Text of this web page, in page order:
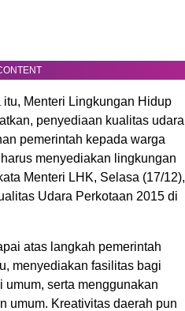
Menteri Lingkungan Hidup
penyediaan kualitas udara
pemerintah kepada warga
menyediakan lingkungan
Menteri LHK, Selasa (17/12),
Udara Perkotaan 2015 di
atas langkah pemerintah
menyediakan fasilitas bagi
serta menggunakan
umum. Kreativitas daerah pun